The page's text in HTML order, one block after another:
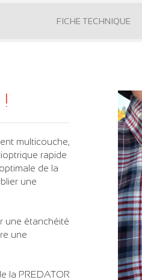
FICHE TECHNIQUE
multicouche,
rapide
de la
une
une étanchéité
une
la PREDATOR